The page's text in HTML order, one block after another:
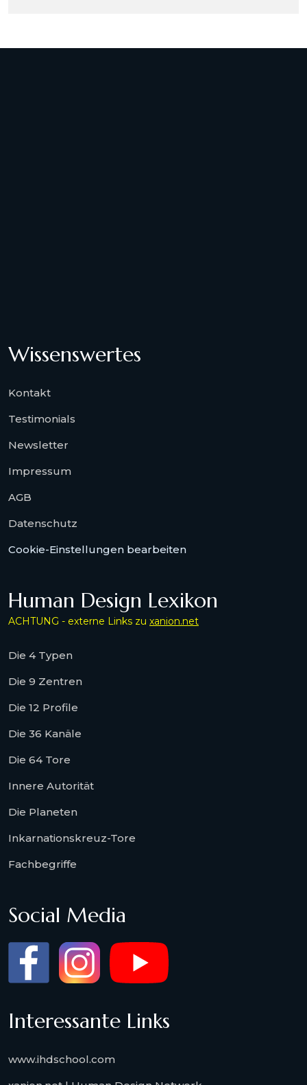
Wissenswertes
Kontakt
Testimonials
Newsletter
Impressum
AGB
Datenschutz
Cookie-Einstellungen bearbeiten
Human Design Lexikon
ACHTUNG - externe Links zu xanion.net
Die 4 Typen
Die 9 Zentren
Die 12 Profile
Die 36 Kanäle
Die 64 Tore
Innere Autorität
Die Planeten
Inkarnationskreuz-Tore
Fachbegriffe
Social Media
Interessante Links
www.ihdschool.com